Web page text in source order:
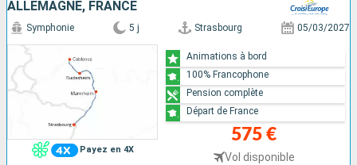
ALLEMAGNE, FRANCE
Payez en 4X
Symphonie 5 j Strasbourg 05/03/2027
575 €
Vol disponible
Animations à bord
100% Francophone
Pension complète
Départ de France